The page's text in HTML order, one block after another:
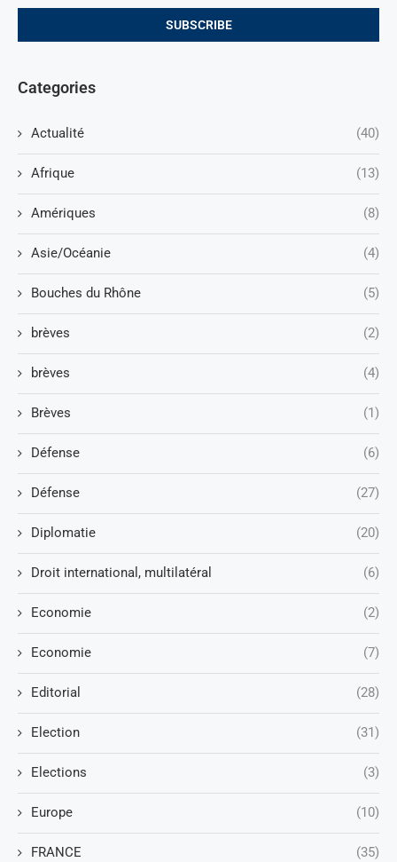
Categories
Actualité (40)
Afrique (13)
Amériques (8)
Asie/Océanie (4)
Bouches du Rhône (5)
brèves (2)
brèves (4)
Brèves (1)
Défense (6)
Défense (27)
Diplomatie (20)
Droit international, multilatéral (6)
Economie (2)
Economie (7)
Editorial (28)
Election (31)
Elections (3)
Europe (10)
FRANCE (35)